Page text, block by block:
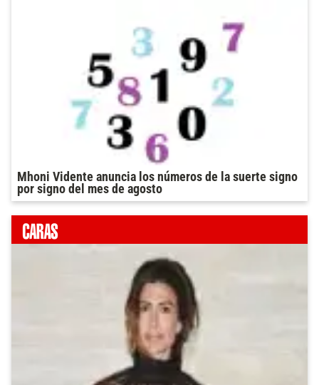
Mhoni Vidente anuncia los números de la suerte signo
por signo del mes de agosto